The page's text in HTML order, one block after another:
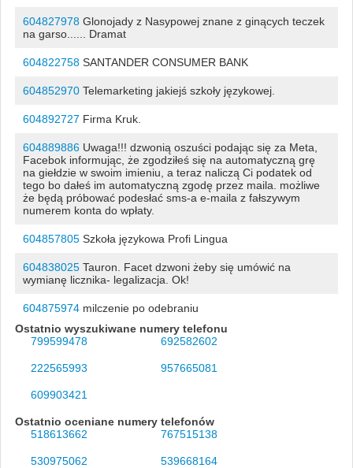
604827978Glonojady z Nasypowej znane z ginących teczek
na garso...... Dramat
604822758SANTANDER CONSUMER BANK
604852970Telemarketing jakiejś szkoły językowej.
604892727 Firma Kruk.
604889886Uwaga!!! dzwonią oszuści podając się za Meta,
Facebok informując, że zgodziłeś się na automatyczną grę
na giełdzie w swoim imieniu, a teraz naliczą Ci podatek od
tego bo dałeś im automatyczną zgodę przez maila. możliwe
że będą próbować podesłać sms-a e-maila z fałszywym
numerem konta do wpłaty.
604857805Szkoła językowa Profi Lingua
604838025Tauron. Facet dzwoni żeby się umówić na
wymianę licznika- legalizacja. Ok!
604875974milczenie po odebraniu
Ostatnio wyszukiwane numery telefonu
799599478
692582602
222565993 957665081
609903421
Ostatnio oceniane numery telefonów
518613662
767515138
530975062 539668164